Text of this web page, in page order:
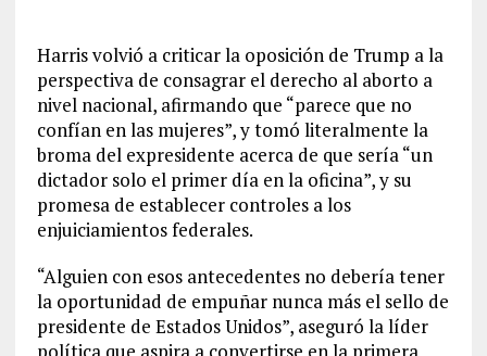
Harris volvió a criticar la oposición de Trump a la
perspectiva de consagrar el derecho al aborto a
nivel nacional, afirmando que “parece que no
confían en las mujeres”, y tomó literalmente la
broma del expresidente acerca de que sería “un
dictador solo el primer día en la oficina”, y su
promesa de establecer controles a los
enjuiciamientos federales.
“Alguien con esos antecedentes no debería tener
la oportunidad de empuñar nunca más el sello de
presidente de Estados Unidos”, aseguró la líder